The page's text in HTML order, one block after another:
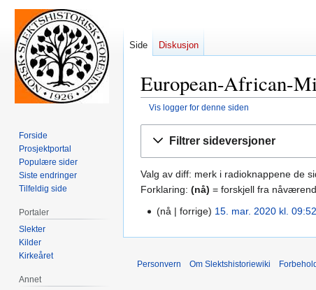
European-African-
Vis logger for denne siden
Filtrer sideversjoner
Valg av diff: merk i radioknappene de
Forklaring: (nå) = forskjell fra
15.
nå forrige 15. mar. 2020 kl. 09:52
Side Diskusjon
Forside
Prosjektportal
Populære sider
Siste endringer
Tilfeldig side
Portaler
Slekter
Kilder
Kirkeåret
Annet
Personvern Om Slektshistoriewiki Forbehold